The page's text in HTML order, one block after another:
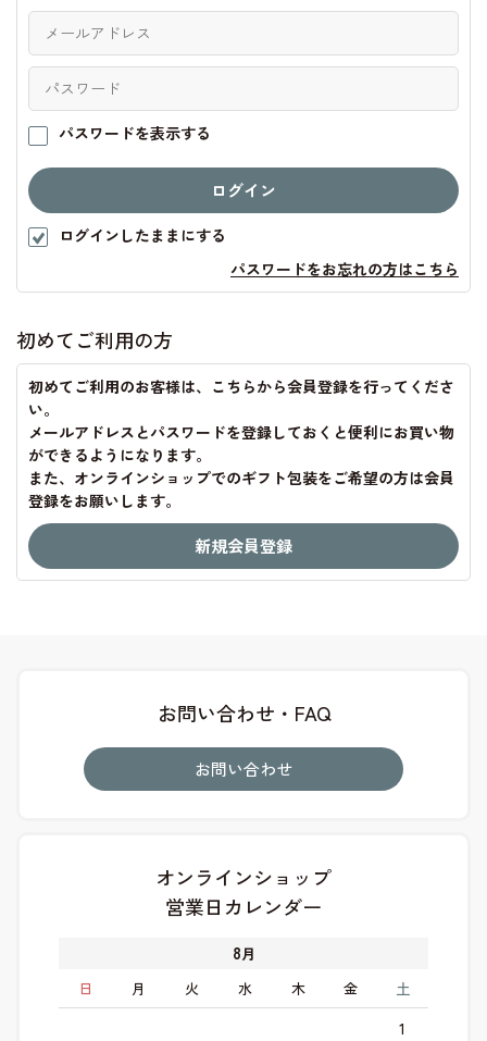
パスワードを表示する
ログインしたままにする
パスワードをお忘れの方はこちら
初めてご利用の方
初めてご利用のお客様は、こちらから会員登録を行ってくださ
い。
メールアドレスとパスワードを登録しておくと便利にお買い物
ができるようになります。
また、オンラインショップでのギフト包装をご希望の方は会員
登録をお願いします。
お問い合わせ・FAQ
お問い合わせ
オンラインショップ
営業日カレンダー
8月
日
月 火 水 木 金 土
1